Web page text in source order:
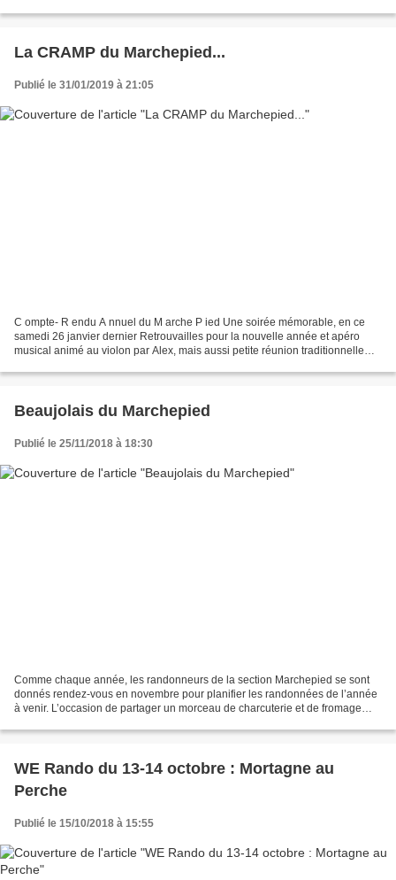
La CRAMP du Marchepied...
Publié le 31/01/2019 à 21:05
C ompte- R endu A nnuel du M arche P ied Une soirée mémorable, en ce
samedi 26 janvier dernier Retrouvailles pour la nouvelle année et apéro
musical animé au violon par Alex, mais aussi petite réunion traditionnelle
Beaujolais du Marchepied
Publié le 25/11/2018 à 18:30
Comme chaque année, les randonneurs de la section Marchepied se sont
donnés rendez-vous en novembre pour planifier les randonnées de l’année
à venir. L’occasion de partager un morceau de charcuterie et de fromage
WE Rando du 13-14 octobre : Mortagne au
Perche
Publié le 15/10/2018 à 15:55